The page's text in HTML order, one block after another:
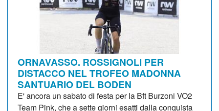
ORNAVASSO. ROSSIGNOLI PER
DISTACCO NEL TROFEO MADONNA
SANTUARIO DEL BODEN
E' ancora un sabato di festa per la Bft Burzoni VO2
Team Pink, che a sette giorni esatti dalla conquista